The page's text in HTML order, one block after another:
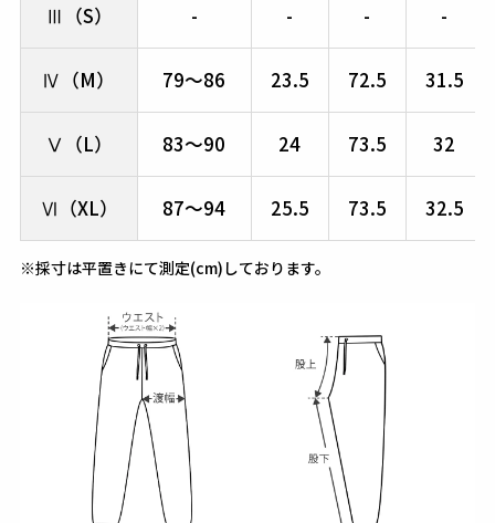
Ⅲ（S） - - - -
Ⅳ（M） 79～86 23.5 72.5 31.5
Ⅴ（L） 83～90 24 73.5 32
Ⅵ（XL） 87～94 25.5 73.5 32.5
※採寸は平置きにて測定(cm)しております。